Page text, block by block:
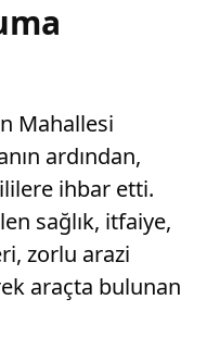
Mahallesi
ardından,
ihbar etti.
sağlık, itfaiye,
zorlu arazi
araçta bulunan